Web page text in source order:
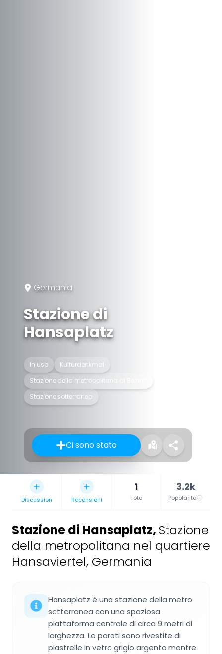
Germania
Stazione di
Hansaplatz
In uso
Kulturdenkmal
Stazione della metropolitana di Berlino
Stazione sotterranea
Ci sono stato
Discussion Recensioni
1
Foto
3.2k
Popolarità
Stazione di Hansaplatz, Stazione
della metropolitana nel quartiere
Hansaviertel, Germania
Hansaplatz è una stazione della metro
sotterranea con una spaziosa
piattaforma centrale di circa 9 metri di
larghezza. Le pareti sono rivestite di
piastrelle in vetro grigio argento mentre